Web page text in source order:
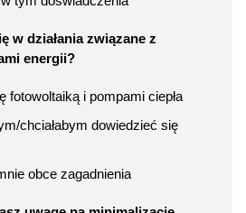
w działania związane z
energii?
fotowoltaiką i pompami ciepła
chciałabym dowiedzieć się
obce zagadnienia